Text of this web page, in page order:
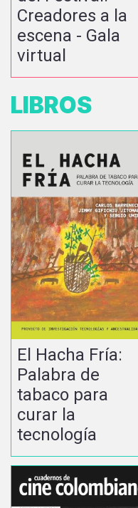
Creadores a la
escena - Gala
virtual
LIBROS
El Hacha Fría:
Palabra de
tabaco para
curar la
tecnología